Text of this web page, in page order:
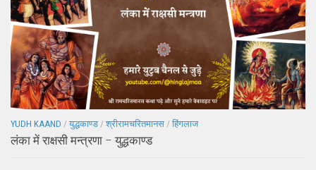
YUDH KAAND / युद्धकाण्ड / श्रीरामचरितमानस / हिंगलाज
लंका में राक्षसी मन्त्रणा – युद्धकाण्ड